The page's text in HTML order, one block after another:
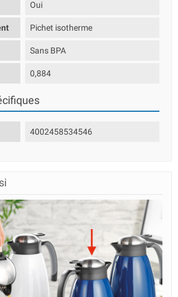
Oui
Pichet isotherme
Sans BPA
0,884
4002458534546